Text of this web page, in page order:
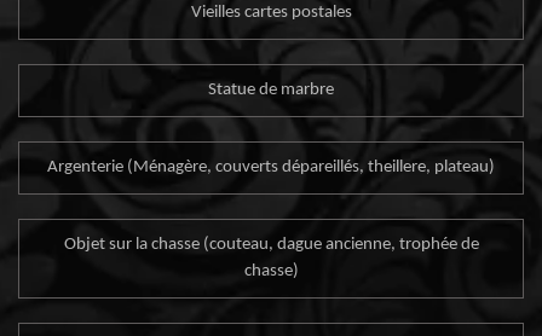
Vieilles cartes postales
Statue de marbre
Argenterie (Ménagère, couverts dépareillés, theillere, plateau)
Objet sur la chasse (couteau, dague ancienne, trophée de
chasse)